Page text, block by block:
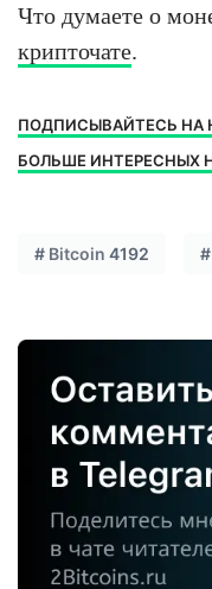
Что думаете о
крипточате.
ПОДПИСЫВАЙТЕСЬ НА
БОЛЬШЕ ИНТЕРЕСНЫХ
# Bitcoin 4192 #